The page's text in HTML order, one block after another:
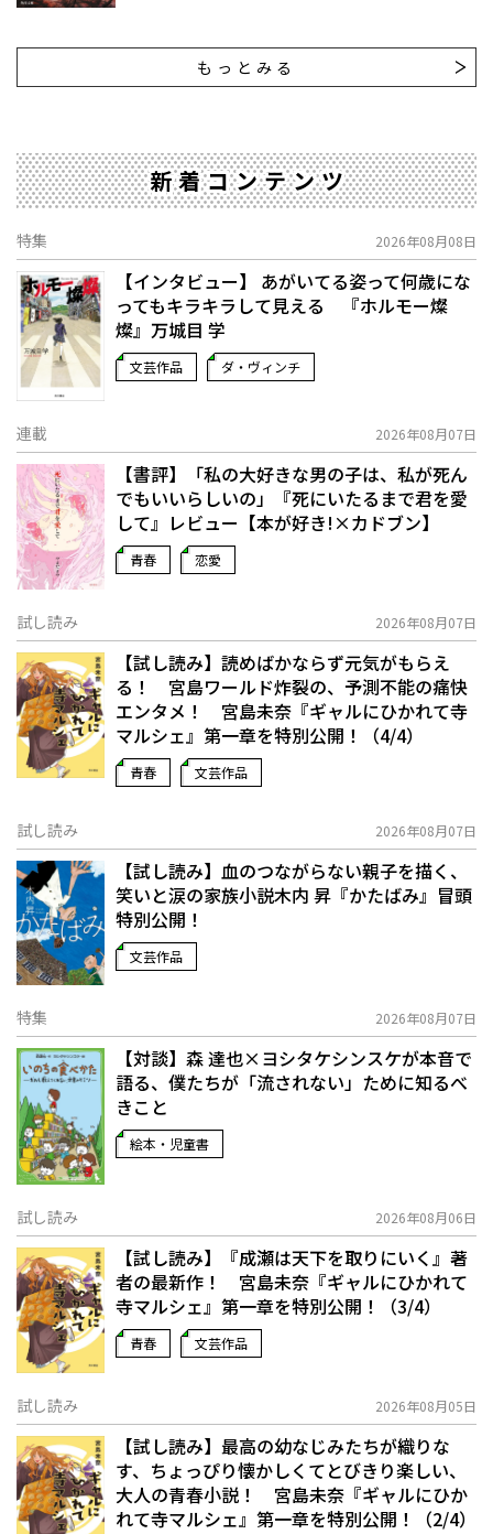
もっとみる
新着コンテンツ
特集 2026年08月08日
【インタビュー】 あがいてる姿って何歳にな
ってもキラキラして見える 『ホルモー燦
燦』万城目 学
文芸作品 ダ・ヴィンチ
連載 2026年08月07日
【書評】「私の大好きな男の子は、私が死ん
でもいいらしいの」――『死にいたるまで君を愛
して』レビュー【本が好き!×カドブン】
青春 恋愛
試し読み 2026年08月07日
【試し読み】読めばかならず元気がもらえ
る！ 宮島ワールド炸裂の、予測不能の痛快
エンタメ！ 宮島未奈『ギャルにひかれて寺
マルシェ』第一章を特別公開！（4/4）
青春 文芸作品
試し読み 2026年08月07日
【試し読み】血のつながらない親子を描く、
笑いと涙の家族小説――木内 昇『かたばみ』冒頭
特別公開！
文芸作品
特集 2026年08月07日
【対談】森 達也×ヨシタケシンスケが本音で
語る、僕たちが「流されない」ために知るべ
きこと
絵本・児童書
試し読み 2026年08月06日
【試し読み】『成瀬は天下を取りにいく』著
者の最新作！ 宮島未奈『ギャルにひかれて
寺マルシェ』第一章を特別公開！（3/4）
青春 文芸作品
試し読み 2026年08月05日
【試し読み】最高の幼なじみたちが織りな
す、ちょっぴり懐かしくてとびきり楽しい、
大人の青春小説！ 宮島未奈『ギャルにひか
れて寺マルシェ』第一章を特別公開！（2/4）